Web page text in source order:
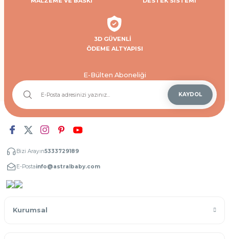
3D GÜVENLİ
ÖDEME ALTYAPISI
E-Bülten Aboneliği
KAYDOL
Bizi Arayın5333729189
E-Postainfo@astralbaby.com
Kurumsal